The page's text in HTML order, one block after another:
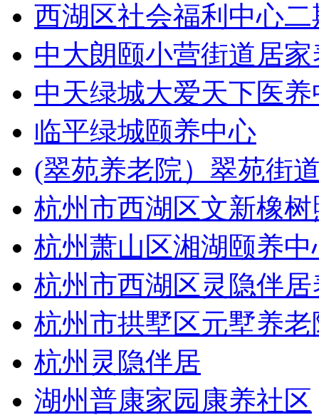
西湖区社会福利中心二
中大朗颐小营街道居
中天绿城大爱天下医养
临平绿城颐养中心
(翠苑养老院）翠苑街
杭州市西湖区文新橡
杭州萧山区湘湖颐养中
杭州市西湖区灵隐伴
杭州市拱墅区元墅养老
杭州灵隐伴居
湖州普康家园康养社区